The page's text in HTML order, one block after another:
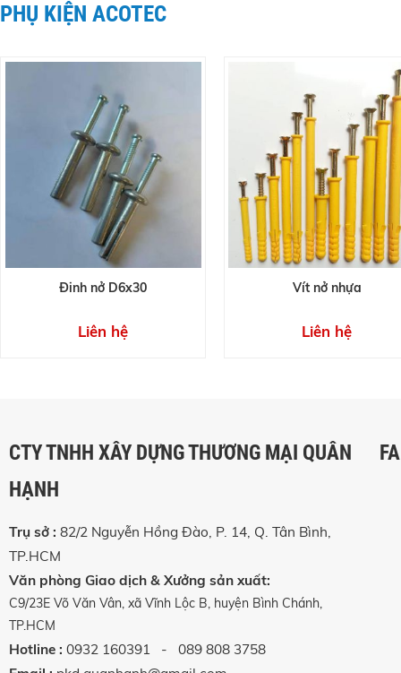
PHỤ KIỆN ACOTEC
Đinh nở D6x30
Liên hệ
Vít nở nhựa
Liên hệ
CTY TNHH XÂY DỰNG THƯƠNG MẠI QUÂN
HẠNH
Trụ sở : 82/2 Nguyễn Hồng Đào, P. 14, Q. Tân Bình,
TP.HCM
Văn phòng Giao dịch & Xưởng sản xuất:
C9/23E Võ Văn Vân, xã Vĩnh Lộc B, huyện Bình Chánh,
TP.HCM
Hotline : 0932 160391 - 089 808 3758